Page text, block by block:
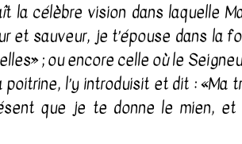
la célèbre vision dans laquelle
et sauveur, je t’épouse dans la
; ou encore celle où le
l’y introduisit et dit :
que je te donne le mien, et